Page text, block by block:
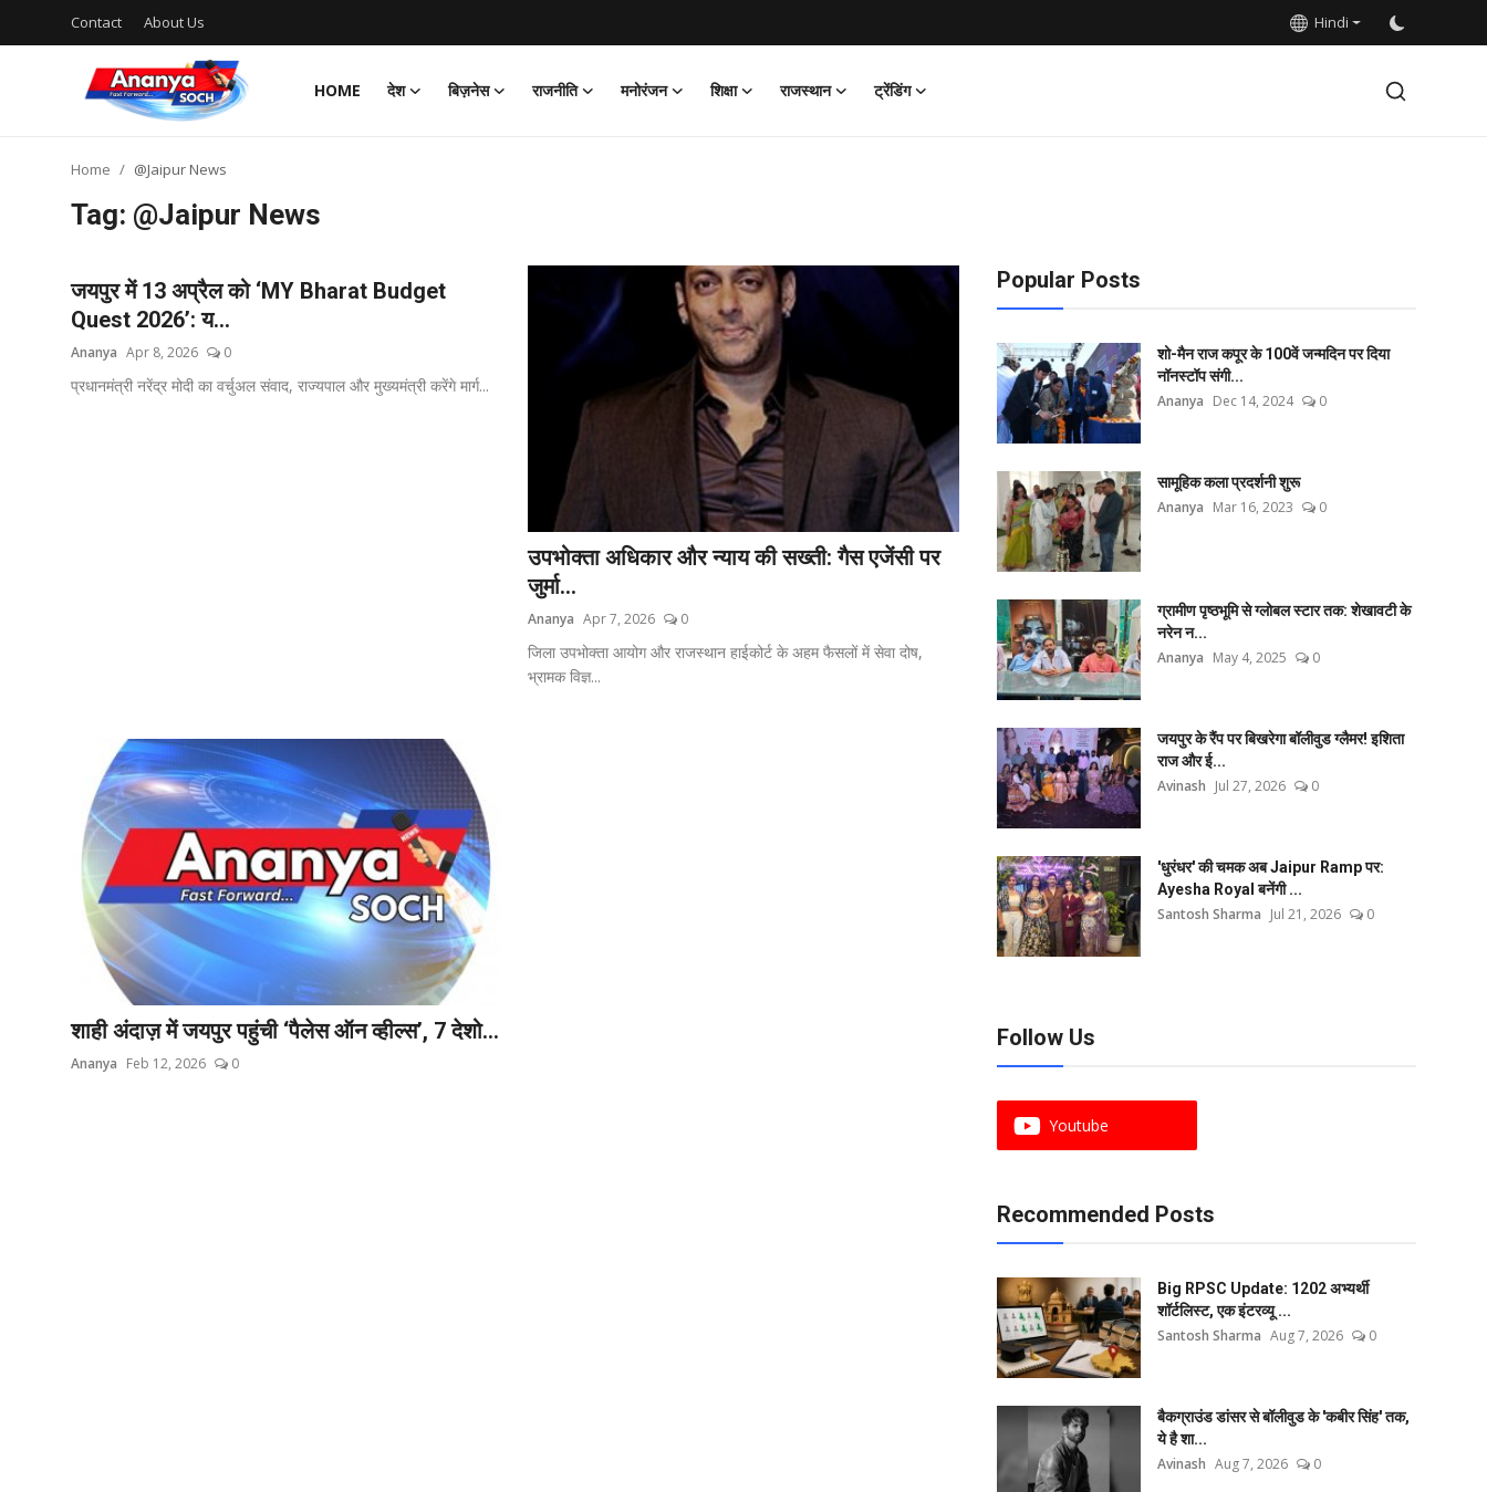
Contact About Us Hindi
HOME देश बिज़नेस राजनीति मनोरंजन शिक्षा राजस्थान ट्रेंडिंग
Home @Jaipur News
Tag: @Jaipur News
जयपुर में 13 अप्रैल को ‘MY Bharat Budget
Quest 2026’: य...
Ananya Apr 8, 2026 0
प्रधानमंत्री नरेंद्र मोदी का वर्चुअल संवाद, राज्यपाल और मुख्यमंत्री करेंगे मार्ग...
उपभोक्ता अधिकार और न्याय की सख्ती: गैस एजेंसी पर
जुर्मा...
Ananya Apr 7, 2026 0
जिला उपभोक्ता आयोग और राजस्थान हाईकोर्ट के अहम फैसलों में सेवा दोष,
भ्रामक विज्ञ...
शाही अंदाज़ में जयपुर पहुंची ‘पैलेस ऑन व्हील्स’, 7 देशो...
Ananya Feb 12, 2026 0
Popular Posts
शो-मैन राज कपूर के 100वें जन्मदिन पर दिया
नॉनस्टॉप संगी...
Ananya Dec 14, 2024 0
सामूहिक कला प्रदर्शनी शुरू
Ananya Mar 16, 2023 0
ग्रामीण पृष्ठभूमि से ग्लोबल स्टार तक: शेखावटी के
नरेन न...
Ananya May 4, 2025 0
जयपुर के रैंप पर बिखरेगा बॉलीवुड ग्लैमर! इशिता
राज और ई...
Avinash Jul 27, 2026 0
'धुरंधर' की चमक अब Jaipur Ramp पर:
Ayesha Royal बनेंगी ...
Santosh Sharma Jul 21, 2026 0
Follow Us
Youtube
Recommended Posts
Big RPSC Update: 1202 अभ्यर्थी
शॉर्टलिस्ट, एक इंटरव्यू ...
Santosh Sharma Aug 7, 2026 0
बैकग्राउंड डांसर से बॉलीवुड के 'कबीर सिंह' तक,
ये है शा...
Avinash Aug 7, 2026 0